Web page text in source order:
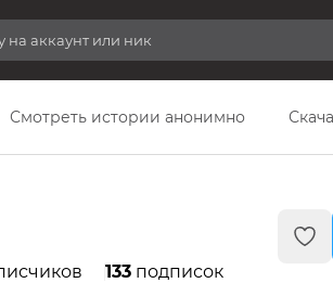
Смотреть истории анонимно
133 подписок